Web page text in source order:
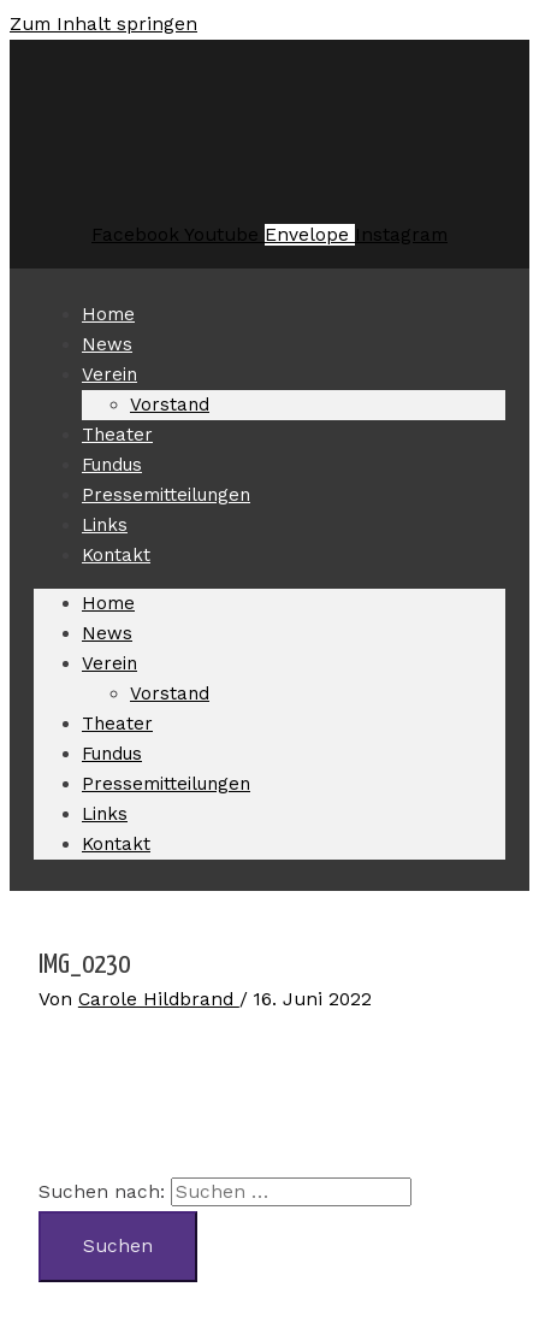
Zum Inhalt springen
Facebook Youtube Envelope Instagram
Home
News
Verein
Vorstand
Theater
Fundus
Pressemitteilungen
Links
Kontakt
Home
News
Verein
Vorstand
Theater
Fundus
Pressemitteilungen
Links
Kontakt
IMG_0230
Von Carole Hildbrand / 16. Juni 2022
Suchen nach: